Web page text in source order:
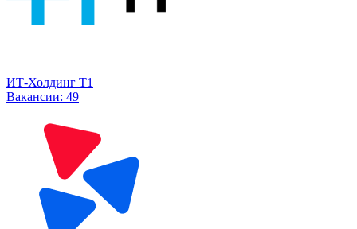
ИТ-Холдинг Т1
Вакансии: 49